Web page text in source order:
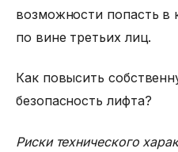
возможности попасть в
по вине третьих лиц.
Как повысить
безопасность лифта?
Риски технического